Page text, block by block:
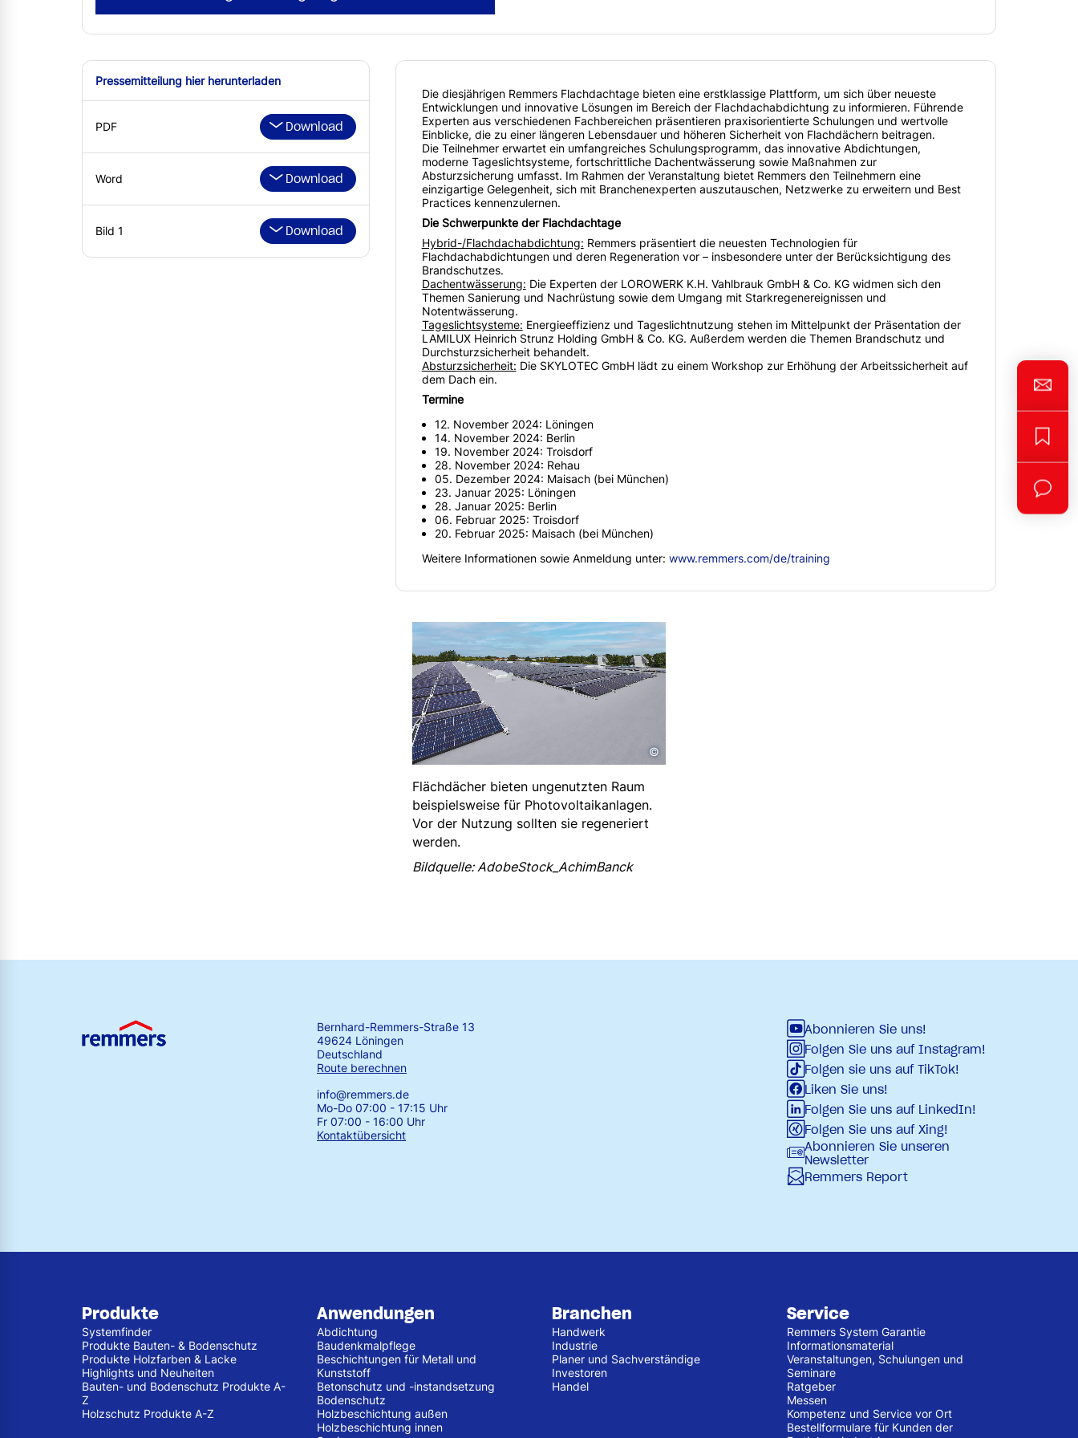
Pressemitteilung hier herunterladen
PDF Download
Word Download
Bild 1 Download
Die diesjährigen Remmers Flachdachtage bieten eine erstklassige Plattform, um sich über neueste
Entwicklungen und innovative Lösungen im Bereich der Flachdachabdichtung zu informieren. Führende
Experten aus verschiedenen Fachbereichen präsentieren praxisorientierte Schulungen und wertvolle
Einblicke, die zu einer längeren Lebensdauer und höheren Sicherheit von Flachdächern beitragen.
Die Teilnehmer erwartet ein umfangreiches Schulungsprogramm, das innovative Abdichtungen,
moderne Tageslichtsysteme, fortschrittliche Dachentwässerung sowie Maßnahmen zur
Absturzsicherung umfasst. Im Rahmen der Veranstaltung bietet Remmers den Teilnehmern eine
einzigartige Gelegenheit, sich mit Branchenexperten auszutauschen, Netzwerke zu erweitern und Best
Practices kennenzulernen.
Die Schwerpunkte der Flachdachtage
Hybrid-/Flachdachabdichtung: Remmers präsentiert die neuesten Technologien für
Flachdachabdichtungen und deren Regeneration vor – insbesondere unter der Berücksichtigung des
Brandschutzes.
Dachentwässerung: Die Experten der LOROWERK K.H. Vahlbrauk GmbH & Co. KG widmen sich den
Themen Sanierung und Nachrüstung sowie dem Umgang mit Starkregenereignissen und
Notentwässerung.
Tageslichtsysteme: Energieeffizienz und Tageslichtnutzung stehen im Mittelpunkt der Präsentation der
LAMILUX Heinrich Strunz Holding GmbH & Co. KG. Außerdem werden die Themen Brandschutz und
Durchsturzsicherheit behandelt.
Absturzsicherheit: Die SKYLOTEC GmbH lädt zu einem Workshop zur Erhöhung der Arbeitssicherheit auf
dem Dach ein.
Termine
12. November 2024: Löningen
14. November 2024: Berlin
19. November 2024: Troisdorf
28. November 2024: Rehau
05. Dezember 2024: Maisach (bei München)
23. Januar 2025: Löningen
28. Januar 2025: Berlin
06. Februar 2025: Troisdorf
20. Februar 2025: Maisach (bei München)
Weitere Informationen sowie Anmeldung unter: www.remmers.com/de/training
Flächdächer bieten ungenutzten Raum
beispielsweise für Photovoltaikanlagen.
Vor der Nutzung sollten sie regeneriert
werden.
Bildquelle: AdobeStock_AchimBanck
©
Bernhard-Remmers-Straße 13
49624 Löningen
Deutschland
Route berechnen
info@remmers.de
Mo-Do 07:00 - 17:15 Uhr
Fr 07:00 - 16:00 Uhr
Kontaktübersicht
Abonnieren Sie uns!
Folgen Sie uns auf Instagram!
Folgen sie uns auf TikTok!
Liken Sie uns!
Folgen Sie uns auf LinkedIn!
Folgen Sie uns auf Xing!
Abonnieren Sie unseren
Newsletter
Remmers Report
Produkte
Systemfinder
Produkte Bauten- & Bodenschutz
Produkte Holzfarben & Lacke
Highlights und Neuheiten
Bauten- und Bodenschutz Produkte A-
Z
Holzschutz Produkte A-Z
Anwendungen
Abdichtung
Baudenkmalpflege
Beschichtungen für Metall und
Kunststoff
Betonschutz und -instandsetzung
Bodenschutz
Holzbeschichtung außen
Holzbeschichtung innen
Branchen
Handwerk
Industrie
Planer und Sachverständige
Investoren
Handel
Service
Remmers System Garantie
Informationsmaterial
Veranstaltungen, Schulungen und
Seminare
Ratgeber
Messen
Kompetenz und Service vor Ort
Bestellformulare für Kunden der